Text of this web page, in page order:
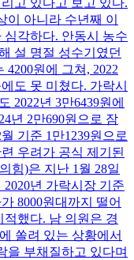
아니라 수년째 이
각하다. 안동시 농수
설 명절 성수기였던
4200원에 그쳐, 2022
도 못 미쳤다. 가락시
2022년 3만6439원에
년 2만690원으로 잠
기준 1만1239원으로
우려가 공식 제기된
힘)은 지난 1월 28일
년 가락시장 기준
8000원대까지 떨어
했다. 남 의원은 경
쏠려 있는 상황에서
을 부채질하고 있다며